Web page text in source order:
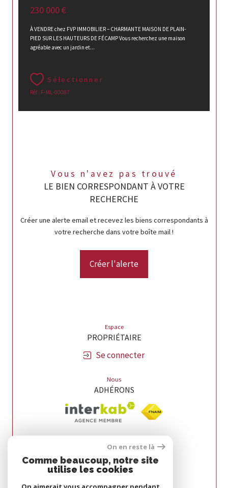
230 000 €
À VENDRE chez FVP IMMOBILIER – CHARMANTE MAISON DE PLAIN-
PIED SUR LES HAUTEURS DE FÉCAMP Vous recherchez une maison
agréable avec un jardin et...
Sélectionner
Réf : F-ML-00087
Vous n'avez pas trouvé
LE BIEN CORRESPONDANT À VOTRE
RECHERCHE
Créer une alerte email et recevez les biens correspondants à
votre recherche dans votre boîte mail !
Créer l'alerte
Espace
PROPRIÉTAIRE
Se connecter
Nous
ADHÉRONS
On en reste là
Comme beaucoup, notre site
utilise les cookies